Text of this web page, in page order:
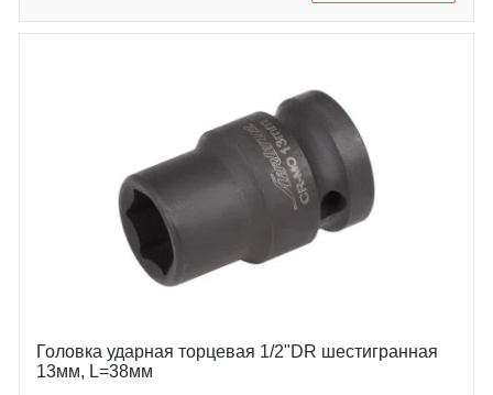
Головка ударная торцевая 1/2"DR шестигранная
13мм, L=38мм